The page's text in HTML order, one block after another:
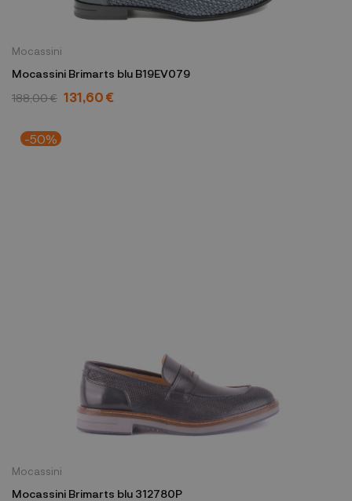
Mocassini
Mocassini Brimarts blu B19EV079
188,00 € 131,60 €
-50%
Mocassini
Mocassini Brimarts blu 312780P